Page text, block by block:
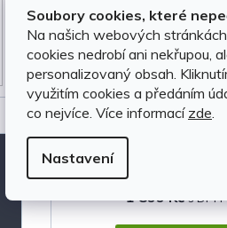
Soubory cookies, které
Na našich webových
cookies nedrobí ani nekřupou,
personalizovaný obsah.
využitím cookies a předáním
co nejvíce. Více informací zde.
Nastavení
Plachta na auto
Tavascan 2024-
voděodolná •
SKLADEM, ihned k
1 899 Kč